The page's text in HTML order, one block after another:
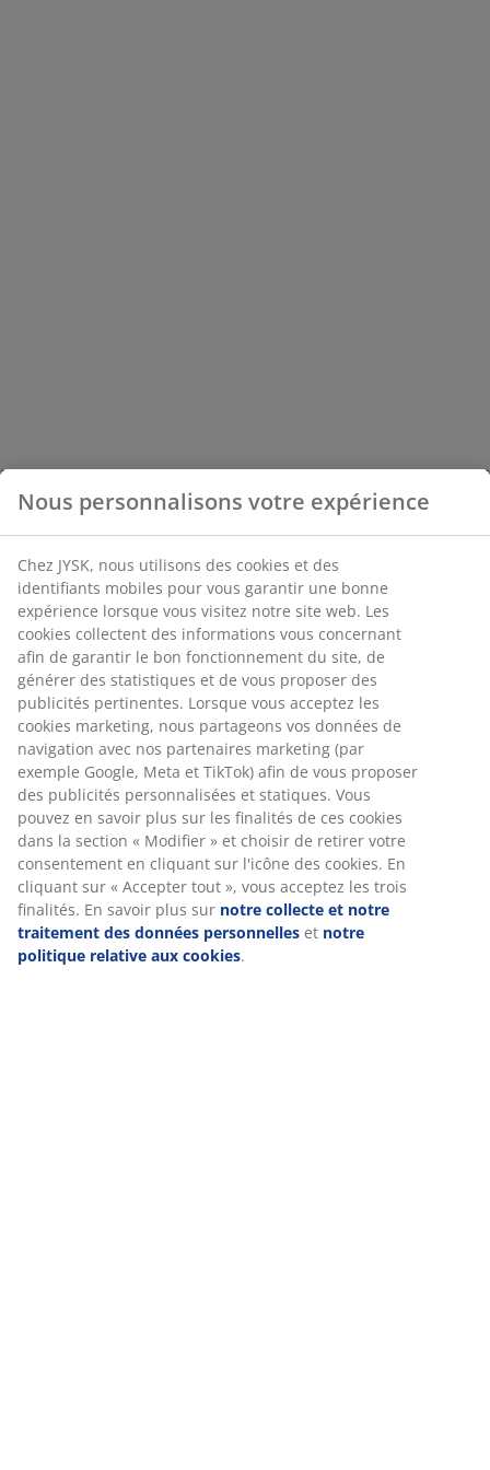
Nous personnalisons votre expérience
Chez JYSK, nous utilisons des cookies et des
identifiants mobiles pour vous garantir une bonne
expérience lorsque vous visitez notre site web. Les
cookies collectent des informations vous concernant
afin de garantir le bon fonctionnement du site, de
générer des statistiques et de vous proposer des
publicités pertinentes. Lorsque vous acceptez les
cookies marketing, nous partageons vos données de
navigation avec nos partenaires marketing (par
exemple Google, Meta et TikTok) afin de vous proposer
des publicités personnalisées et statiques. Vous
pouvez en savoir plus sur les finalités de ces cookies
dans la section « Modifier » et choisir de retirer votre
consentement en cliquant sur l'icône des cookies. En
cliquant sur « Accepter tout », vous acceptez les trois
finalités. En savoir plus sur notre collecte et notre
traitement des données personnelles et notre
politique relative aux cookies.